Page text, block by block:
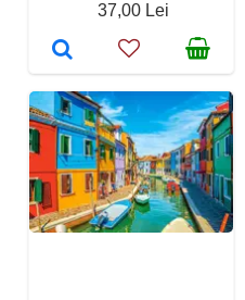
37,00 Lei